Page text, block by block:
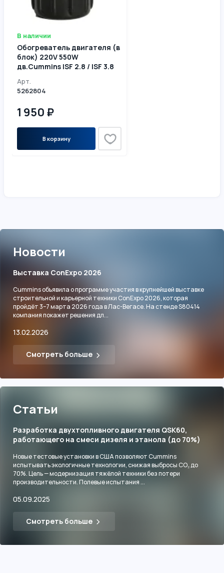
В наличии
Обогреватель двигателя (в
блок) 220V 550W
дв.Cummins ISF 2.8 / ISF 3.8
Арт.
5262804
1 950 ₽
В корзину
Новости
Выставка ConExpo 2026
Cummins объявила о программе участия в крупнейшей выставке
строительной и карьерной техники ConExpo 2026, которая
пройдёт 3–7 марта 2026 года в Лас-Вегасе. На стенде S80414
компания покажет решения дл...
13.02.2026
Смотреть больше
Статьи
Разработка двухтопливного двигателя QSK60,
работающего на смеси дизеля и этанола (до 70%)
Новые тестовые установки в США позволяют Cummins
испытывать экологичные технологии, снижая выбросы CO₂ до
70%. Цель — модернизация тяжёлой техники без потери
производительности. Полевые испытания ...
05.09.2025
Смотреть больше